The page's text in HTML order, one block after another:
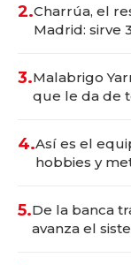
2.Charrúa, el
Madrid: sirve
3.Malabrigo
que le da de
4.Así es el
hobbies y
5.De la banca
avanza el